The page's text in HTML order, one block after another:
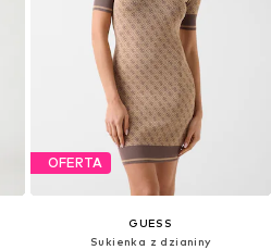
OFERTA
GUESS
Sukienka z dzianiny